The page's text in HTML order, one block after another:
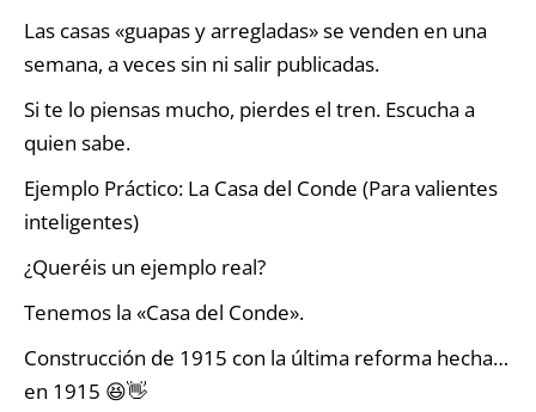
Las casas «guapas y arregladas» se venden en una
semana, a veces sin ni salir publicadas.
Si te lo piensas mucho, pierdes el tren. Escucha a
quien sabe.
Ejemplo Práctico: La Casa del Conde (Para valientes
inteligentes)
¿Queréis un ejemplo real?
Tenemos la «Casa del Conde».
Construcción de 1915 con la última reforma hecha…
en 1915 😆👋